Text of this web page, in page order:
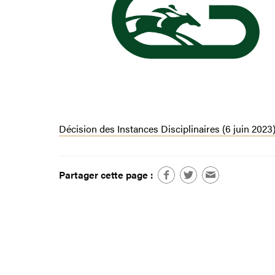
Décision des Instances Disciplinaires (6 juin 2023)
Partager cette page :